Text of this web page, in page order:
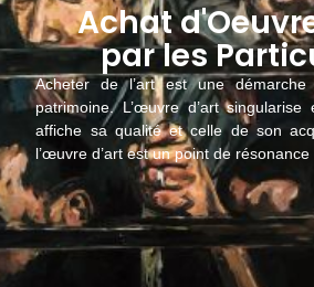
Achat
par les
Acheter de l’art est une
patrimoine. L’œuvre d’art
affiche sa qualité et celle de son
l’œuvre d’art est un point de